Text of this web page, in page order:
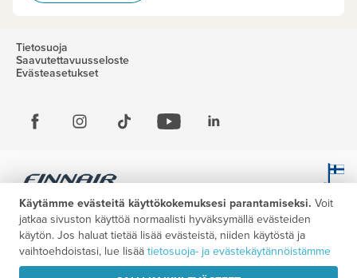
Tietosuoja
Saavutettavuusseloste
Evästeasetukset
Käytämme evästeitä käyttökokemuksesi parantamiseksi. Voit
jatkaa sivuston käyttöä normaalisti hyväksymällä evästeiden
käytön. Jos haluat tietää lisää evästeistä, niiden käytöstä ja
vaihtoehdoistasi, lue lisää tietosuoja- ja evästekäytännöistämme